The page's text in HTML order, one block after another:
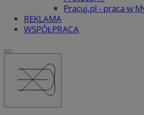
Pracuj.pl - praca w
REKLAMA
WSPÓŁPRACA